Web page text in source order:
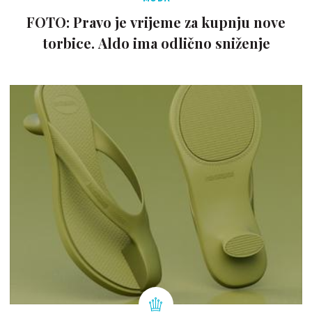
FOTO: Pravo je vrijeme za kupnju nove
torbice. Aldo ima odlično sniženje